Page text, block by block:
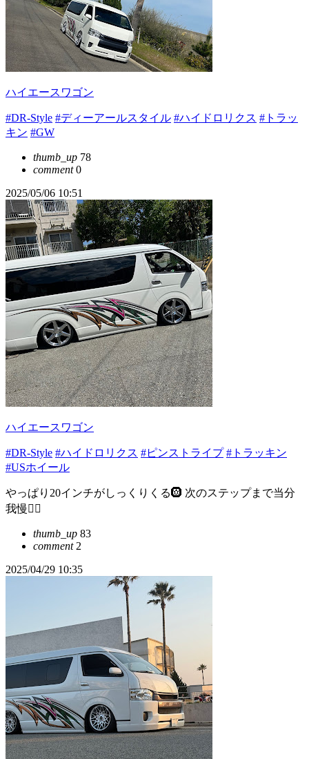
ハイエースワゴン
#DR-Style #ディーアールスタイル #ハイドロリクス #トラッ
キン #GW
thumb_up 78
comment0
2025/05/06 10:51
ハイエースワゴン
#DR-Style #ハイドロリクス #ピンストライプ #トラッキン
#USホイール
やっぱり20インチがしっくりくる🛞 次のステップまで当分
我慢😮‍💨
thumb_up 83
comment2
2025/04/29 10:35